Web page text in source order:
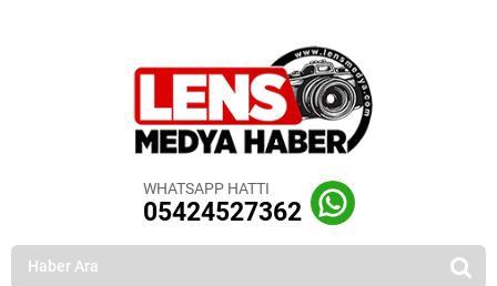
WHATSAPP HATTI
05424527362